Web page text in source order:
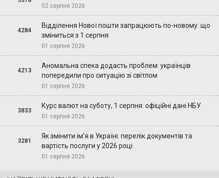
02 серпня 2026
4284
Відділення Нової пошти запрацюють по-новому: що
зміниться з 1 серпня
01 серпня 2026
4213
Аномальна спека додасть проблем: українців
попередили про ситуацію зі світлом
01 серпня 2026
3833
Курс валют на суботу, 1 серпня: офіційні дані НБУ
01 серпня 2026
3281
Як змінити ім’я в Україні: перелік документів та
вартість послуги у 2026 році
01 серпня 2026